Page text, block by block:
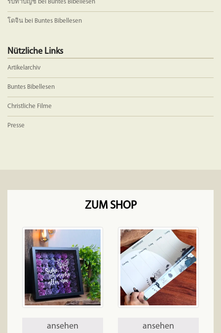
รับทำบัญชี bei Buntes Bibellesen
โดจิน bei Buntes Bibellesen
Nützliche Links
Artikelarchiv
Buntes Bibellesen
Christliche Filme
Presse
ZUM SHOP
ansehen ansehen